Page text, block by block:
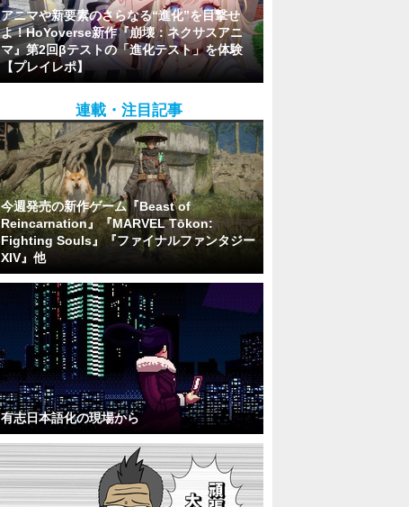
アニマや新要素のさらなる“進化”を目撃せ
よ！HoYoverse新作『崩壊：ネクサスアニ
マ』第2回βテストの「進化テスト」を体験
【プレイレポ】
連載・注目記事
今週発売の新作ゲーム『Beast of
Reincarnation』『MARVEL Tōkon:
Fighting Souls』『ファイナルファンタジー
XIV』他
有志日本語化の現場から